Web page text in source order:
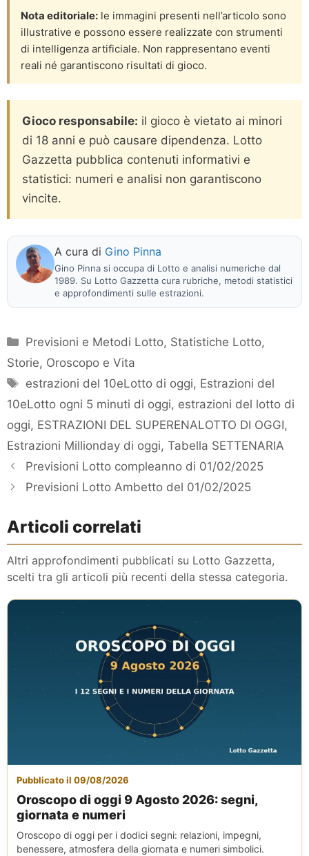
Nota editoriale: le immagini presenti nell’articolo sono
illustrative e possono essere realizzate con strumenti
di intelligenza artificiale. Non rappresentano eventi
reali né garantiscono risultati di gioco.
Gioco responsabile: il gioco è vietato ai minori
di 18 anni e può causare dipendenza. Lotto
Gazzetta pubblica contenuti informativi e
statistici: numeri e analisi non garantiscono
vincite.
A cura di Gino Pinna
Gino Pinna si occupa di Lotto e analisi numeriche dal
1989. Su Lotto Gazzetta cura rubriche, metodi statistici
e approfondimenti sulle estrazioni.
Categorie
Previsioni e Metodi Lotto, Statistiche Lotto,
Storie, Oroscopo e Vita
Tag
estrazioni del 10eLotto di oggi, Estrazioni del
10eLotto ogni 5 minuti di oggi, estrazioni del lotto di
oggi, ESTRAZIONI DEL SUPERENALOTTO DI OGGI,
Estrazioni Millionday di oggi, Tabella SETTENARIA
Previsioni Lotto compleanno di 01/02/2025
Previsioni Lotto Ambetto del 01/02/2025
Articoli correlati
Altri approfondimenti pubblicati su Lotto Gazzetta,
scelti tra gli articoli più recenti della stessa categoria.
Pubblicato il 09/08/2026
Oroscopo di oggi 9 Agosto 2026: segni,
giornata e numeri
Oroscopo di oggi per i dodici segni: relazioni, impegni,
benessere, atmosfera della giornata e numeri simbolici.